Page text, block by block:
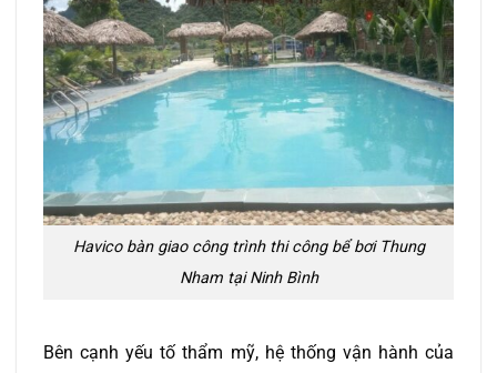
Havico bàn giao công trình thi công bể bơi Thung
Nham tại Ninh Bình
Bên cạnh yếu tố thẩm mỹ, hệ thống vận hành của